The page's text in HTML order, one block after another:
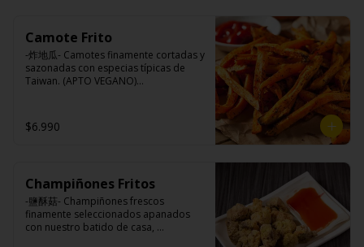
Camote Frito
-炸地瓜- Camotes finamente cortadas y
sazonadas con especias típicas de
Taiwan. (APTO VEGANO)
Ingredientes:
$6.990
Champiñones Fritos
-鹽酥菇- Champiñones frescos
finamente seleccionados apanados
con nuestro batido de casa,